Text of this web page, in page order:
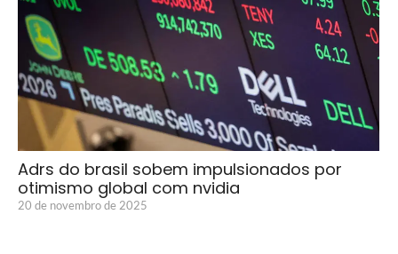
Adrs do brasil sobem impulsionados por
otimismo global com nvidia
20 de novembro de 2025